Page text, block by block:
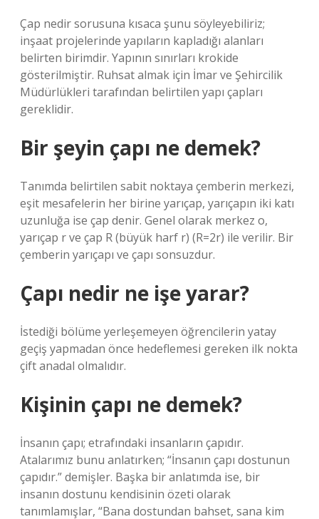
Çap nedir sorusuna kısaca şunu söyleyebiliriz;
inşaat projelerinde yapıların kapladığı alanları
belirten birimdir. Yapının sınırları krokide
gösterilmiştir. Ruhsat almak için İmar ve Şehircilik
Müdürlükleri tarafından belirtilen yapı çapları
gereklidir.
Bir şeyin çapı ne demek?
Tanımda belirtilen sabit noktaya çemberin merkezi,
eşit mesafelerin her birine yarıçap, yarıçapın iki katı
uzunluğa ise çap denir. Genel olarak merkez o,
yarıçap r ve çap R (büyük harf r) (R=2r) ile verilir. Bir
çemberin yarıçapı ve çapı sonsuzdur.
Çapı nedir ne işe yarar?
İstediği bölüme yerleşemeyen öğrencilerin yatay
geçiş yapmadan önce hedeflemesi gereken ilk nokta
çift anadal olmalıdır.
Kişinin çapı ne demek?
İnsanın çapı; etrafındaki insanların çapıdır.
Atalarımız bunu anlatırken; “İnsanın çapı dostunun
çapıdır.” demişler. Başka bir anlatımda ise, bir
insanın dostunu kendisinin özeti olarak
tanımlamışlar, “Bana dostundan bahset, sana kim